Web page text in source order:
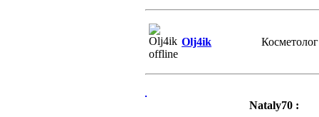
Olj4ik Косметолог
Nataly70 :